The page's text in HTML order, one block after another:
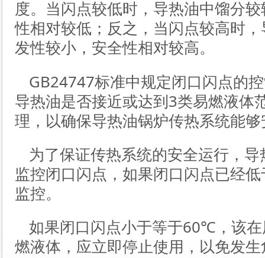
度。当闪点较低时，导热油中馏分
性相对较低；反之，当闪点较高时
发性较小，安全性相对较高。
GB24747标准中规定闭口闪点的
导热油是否接近或达到3类易燃液体
理，以确保导热油锅炉传热系统能
为了保证传热系统的安全运行，
监控闭口闪点，如果闭口闪点已经
监控。
如果闭口闪点小于等于60℃，该
燃液体，应立即停止使用，以免发